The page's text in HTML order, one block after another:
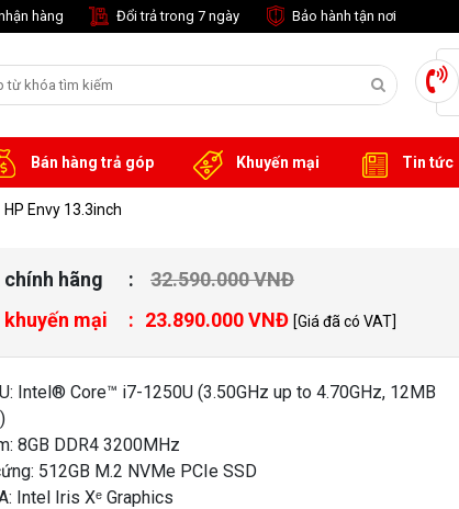
hàng Đổi trả trong 7 ngày Bảo hành tận nơi
Bán hàng trả góp Khuyến mại Tin tức
HP Envy 13.3inch
chính hãng
32.590.000 VNĐ
khuyến mại
23.890.000 VNĐ [Giá đã có VAT]
Intel® Core™ i7-1250U (3.50GHz up to 4.70GHz, 12MB
8GB DDR4 3200MHz
512GB M.2 NVMe PCIe SSD
Intel Iris Xᵉ Graphics